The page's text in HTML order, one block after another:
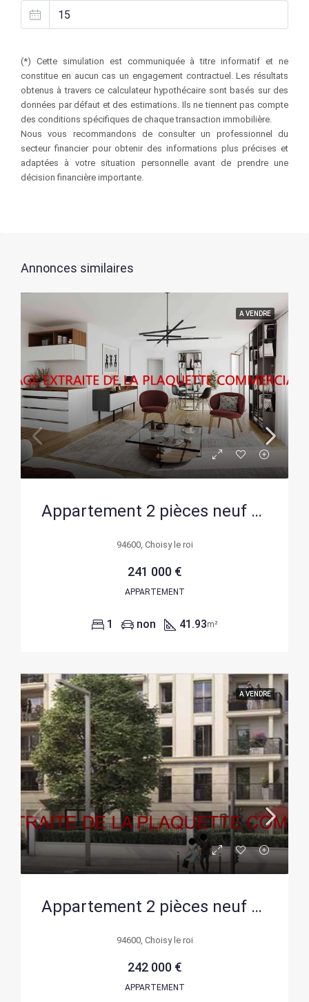
(*) Cette simulation est communiquée à titre informatif et ne
constitue en aucun cas un engagement contractuel. Les résultats
obtenus à travers ce calculateur hypothécaire sont basés sur des
données par défaut et des estimations. Ils ne tiennent pas compte
des conditions spécifiques de chaque transaction immobilière.
Nous vous recommandons de consulter un professionnel du
secteur financier pour obtenir des informations plus précises et
adaptées à votre situation personnelle avant de prendre une
décision financière importante.
Annonces similaires
A VENDRE
Appartement 2 pièces neuf à Choisy-le-Roi, livraison 2028 au meilleur prix
94600, Choisy le roi
241 000 €
APPARTEMENT
1 non 41.93m²
A VENDRE
Appartement 2 pièces neuf à Choisy-le-Roi (94600) avec parking, livraison 2028
94600, Choisy le roi
242 000 €
APPARTEMENT